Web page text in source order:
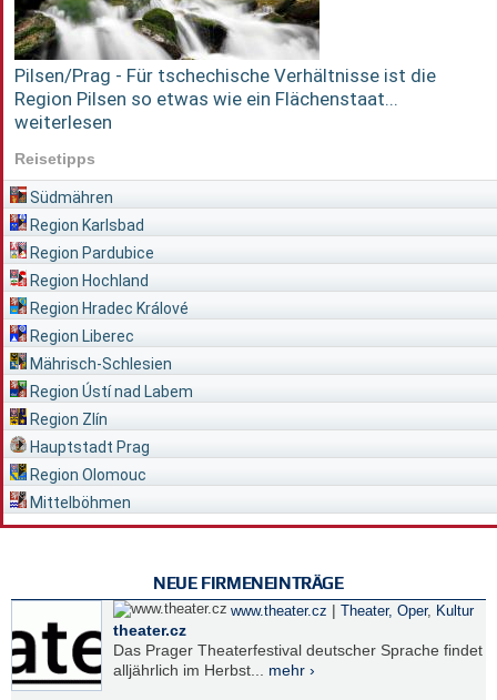
Pilsen/Prag - Für tschechische Verhältnisse ist die
Region Pilsen so etwas wie ein Flächenstaat...
weiterlesen
Reisetipps
Südmähren
Region Karlsbad
Region Pardubice
Region Hochland
Region Hradec Králové
Region Liberec
Mährisch-Schlesien
Region Ústí nad Labem
Region Zlín
Hauptstadt Prag
Region Olomouc
Mittelböhmen
NEUE FIRMENEINTRÄGE
www.theater.cz | Theater, Oper, Kultur
theater.cz
Das Prager Theaterfestival deutscher Sprache findet
alljährlich im Herbst... mehr ›